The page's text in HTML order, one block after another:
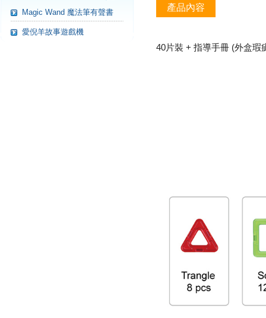
Magic Wand 魔法筆有聲書
愛倪羊故事遊戲機
產品內容
40片裝 + 指導手冊 (外盒瑕